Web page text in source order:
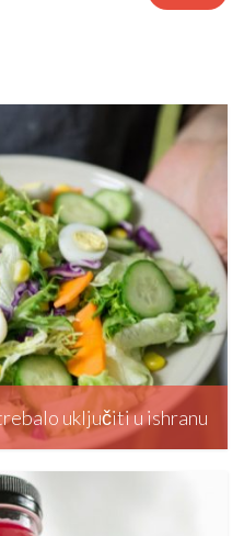
uključiti u ishranu